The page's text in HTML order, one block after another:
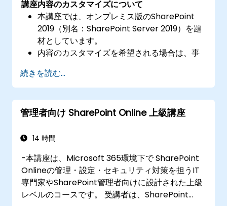
講座内容のカスタマイズについて
本講座では、オンプレミス版のSharePoint
2019（別名：SharePoint Server 2019）を題
材としています。
内容のカスタマイズを希望される場合は、事
続きを読む...
管理者向け SharePoint Online 上級講座
14 時間
-本講座は、Microsoft 365環境下で SharePoint
Onlineの管理・設定・セキュリティ対策を担うIT
専門家やSharePoint管理者向けに設計された上級
レベルのコースです。 受講者は、SharePoint